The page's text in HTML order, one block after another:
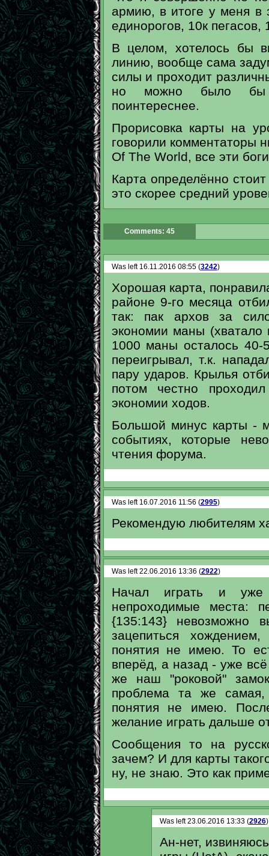
армию, в итоге у меня в
единорогов, 10к пегасов,
В целом, хотелось бы
линию, вообще сама
силы и проходит
но можно было бы
поинтереснее.
Прорисовка карты на
говорили комментаторы
Of The World, все эти
Карта определённо
это скорее средний
Comments: 45
Was left 16.11.2016 08:55 (3242)
Хорошая карта,
районе 9-го месяца
так: пак архов за
экономии маны (хватало
1000 маны осталось
переигрывал, т.к.
пару ударов. Крылья
потом честно
экономии ходов.
Большой минус карты -
событиях, которые
чтения форума.
Was left 16.07.2016 11:56 (2995)
Рекомендую любителям
Was left 22.06.2016 13:36 (2922)
Начал играть и
непроходимые места:
{135:143} невозможно
зацепиться
понятия не имею. То
вперёд, а назад - уже
же наш "роковой"
проблема та же
понятия не имею.
желание играть дальше
Сообщения то на
зачем? И для карты
ну, не знаю. Это как
Was left 23.06.2016 13:33 (2926)
Ан-нет,